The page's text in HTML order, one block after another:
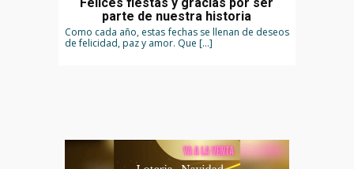
parte de nuestra historia
Como cada año, estas fechas se llenan de deseos
de felicidad, paz y amor. Que […]